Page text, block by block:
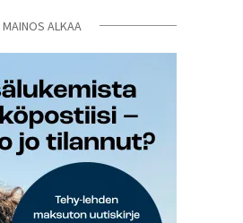
MAINOS ALKAA